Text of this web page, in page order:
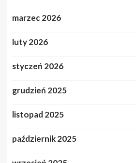
marzec 2026
luty 2026
styczeń 2026
grudzień 2025
listopad 2025
październik 2025